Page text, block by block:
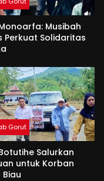
Musibah
Perkuat Solidaritas
Gorut
Salurkan
untuk Korban
Biau